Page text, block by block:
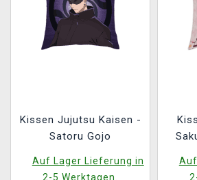
Kissen Jujutsu Kaisen -
Satoru Gojo
Auf Lager Lieferung in
2-5 Werktagen.